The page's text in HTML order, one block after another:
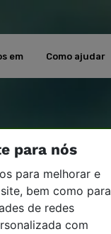
em Como ajudar
para nós
para melhorar e
bem como para
de redes
com